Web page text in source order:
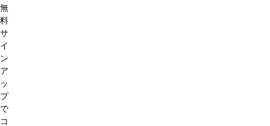
無
料
サ
イ
ン
ア
ッ
プ
で
コ